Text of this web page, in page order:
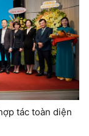
tác toàn diện